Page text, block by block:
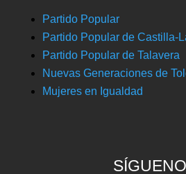
Partido Popular
Partido Popular de Castilla-
Partido Popular de Talavera
Nuevas Generaciones de
Mujeres en Igualdad